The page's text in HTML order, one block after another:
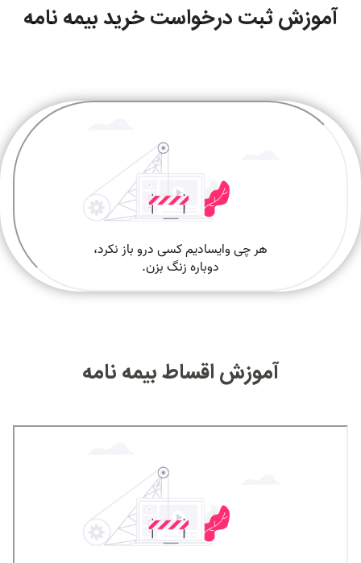
آموزش ثبت درخواست خرید بیمه نامه
آموزش اقساط بیمه نامه